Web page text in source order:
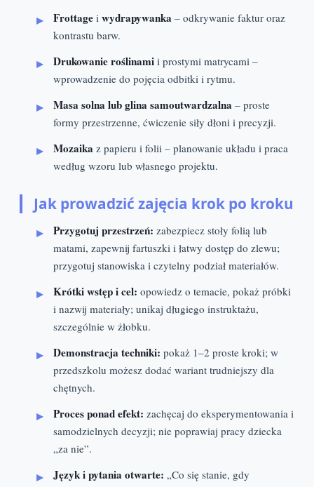
Frottage i wydrapywanka – odkrywanie faktur oraz
kontrastu barw.
Drukowanie roślinami i prostymi matrycami –
wprowadzenie do pojęcia odbitki i rytmu.
Masa solna lub glina samoutwardzalna – proste
formy przestrzenne, ćwiczenie siły dłoni i precyzji.
Mozaika z papieru i folii – planowanie układu i praca
według wzoru lub własnego projektu.
Jak prowadzić zajęcia krok po kroku
Przygotuj przestrzeń: zabezpiecz stoły folią lub
matami, zapewnij fartuszki i łatwy dostęp do zlewu;
przygotuj stanowiska i czytelny podział materiałów.
Krótki wstęp i cel: opowiedz o temacie, pokaż próbki
i nazwij materiały; unikaj długiego instruktażu,
szczególnie w żłobku.
Demonstracja techniki: pokaż 1–2 proste kroki; w
przedszkolu możesz dodać wariant trudniejszy dla
chętnych.
Proces ponad efekt: zachęcaj do eksperymentowania i
samodzielnych decyzji; nie poprawiaj pracy dziecka
„za nie”.
Język i pytania otwarte: „Co się stanie, gdy